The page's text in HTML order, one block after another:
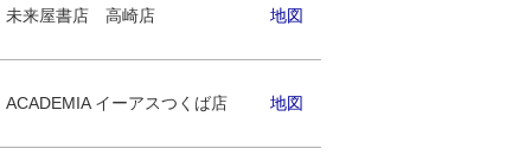
未来屋書店 高崎店 地図
ACADEMIA イーアスつくば店 地図